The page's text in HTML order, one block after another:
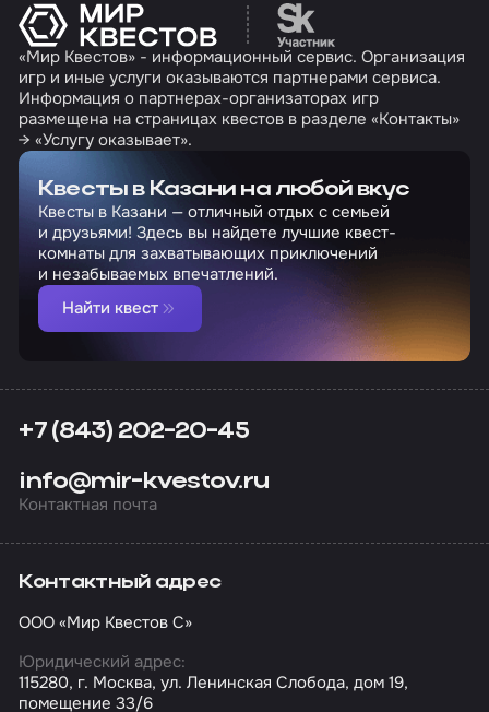
Перейти на сайт
«Мир Квестов» - информационный сервис. Организация
игр и иные услуги оказываются партнерами сервиса.
Информация о партнерах-организаторах игр
размещена на страницах квестов в разделе «Контакты»
→ «Услугу оказывает».
Квесты в Казани на любой вкус
Квесты в Казани — отличный отдых с семьей
и друзьями! Здесь вы найдете лучшие квест-
комнаты для захватывающих приключений
и незабываемых впечатлений.
Найти квест
+7 (843) 202-20-45
info@mir-kvestov.ru
Контактная почта
Контактный адрес
ООО «Мир Квестов С»
Юридический адрес:
115280, г. Москва, ул. Ленинская Слобода, дом 19,
помещение 33/6